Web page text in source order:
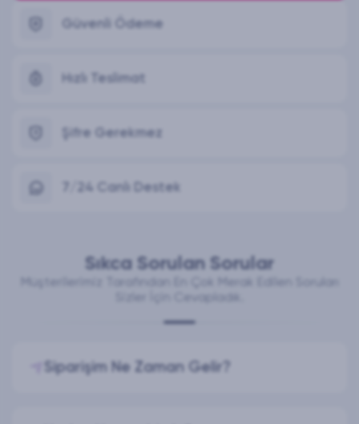
Güvenli Ödeme
Hızlı Teslimat
Şifre Gerekmez
7/24 Canlı Destek
Sıkca Sorulan Sorular
Siparişim Ne Zaman Gelir?